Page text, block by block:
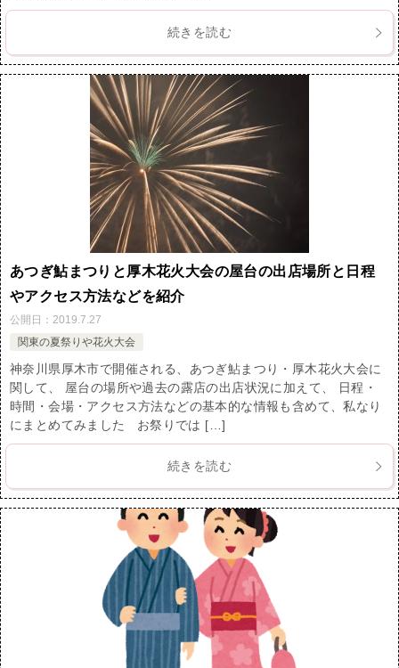
続きを読む
あつぎ鮎まつりと厚木花火大会の屋台の出店場所と日程
やアクセス方法などを紹介
公開日： 2019.7.27
関東の夏祭りや花火大会
神奈川県厚木市で開催される、あつぎ鮎まつり・厚木花火大会に
関して、 屋台の場所や過去の露店の出店状況に加えて、 日程・
時間・会場・アクセス方法などの基本的な情報も含めて、私なり
にまとめてみました お祭りでは […]
続きを読む